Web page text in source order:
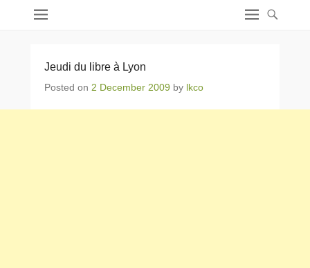
Jeudi du libre à Lyon
Posted on 2 December 2009 by lkco